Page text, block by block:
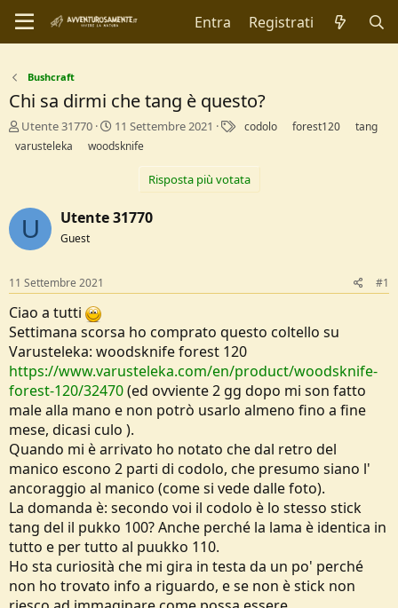
Entra Registrati
Bushcraft
Chi sa dirmi che tang è questo?
C
r
o
r
e
D
s
u
s
s
i
o
n
e
Utente 31770
D
a
I
11 Settembre 2021 codolo forest120
tang
varusteleka
woodsknife
Risposta più votata
U Utente 31770
Guest
11 Settembre 2021 #1
Ciao a tutti
Settimana scorsa ho comprato questo coltello su
Varusteleka: woodsknife forest 120
https://www.varusteleka.com/en/product/woodsknife-
forest-120/32470(ed ovviente 2 gg dopo mi son fatto
male alla mano e non potrò usarlo almeno fino a fine
mese, dicasi culo ).
Quando mi è arrivato ho notato che dal retro del
manico escono 2 parti di codolo, che presumo siano l'
ancoraggio al manico (come si vede dalle foto).
La domanda è: secondo voi il codolo è lo stesso stick
tang del il pukko 100? Anche perché la lama è identica in
tutto e per tutto al puukko 110.
Ho sta curiosità che mi gira in testa da un po' perché
non ho trovato info a riguardo, e se non è stick non